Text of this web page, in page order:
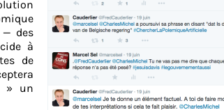
— des
à
de
» un